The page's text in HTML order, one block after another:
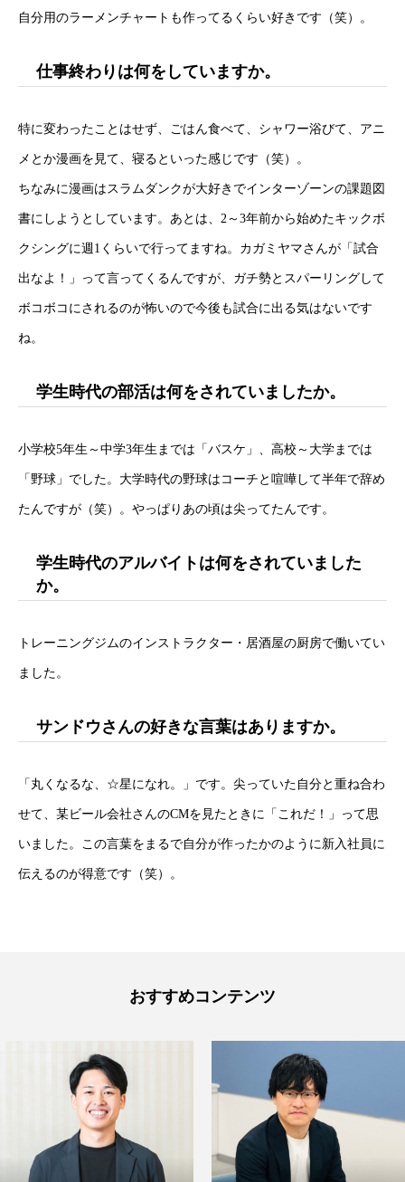
自分用のラーメンチャートも作ってるくらい好きです（笑）。
仕事終わりは何をしていますか。
特に変わったことはせず、ごはん食べて、シャワー浴びて、アニ
メとか漫画を見て、寝るといった感じです（笑）。
ちなみに漫画はスラムダンクが大好きでインターゾーンの課題図
書にしようとしています。あとは、2～3年前から始めたキックボ
クシングに週1くらいで行ってますね。カガミヤマさんが「試合
出なよ！」って言ってくるんですが、ガチ勢とスパーリングして
ボコボコにされるのが怖いので今後も試合に出る気はないです
ね。
学生時代の部活は何をされていましたか。
小学校5年生～中学3年生までは「バスケ」、高校～大学までは
「野球」でした。大学時代の野球はコーチと喧嘩して半年で辞め
たんですが（笑）。やっぱりあの頃は尖ってたんです。
学生時代のアルバイトは何をされていました
か。
トレーニングジムのインストラクター・居酒屋の厨房で働いてい
ました。
サンドウさんの好きな言葉はありますか。
「丸くなるな、☆星になれ。」です。尖っていた自分と重ね合わ
せて、某ビール会社さんのCMを見たときに「これだ！」って思
いました。この言葉をまるで自分が作ったかのように新入社員に
伝えるのが得意です（笑）。
おすすめコンテンツ